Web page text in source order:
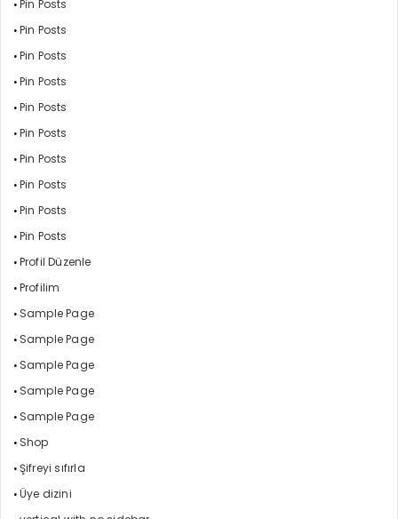
Pin Posts
Pin Posts
Pin Posts
Pin Posts
Pin Posts
Pin Posts
Pin Posts
Pin Posts
Pin Posts
Pin Posts
Profil Düzenle
Profilim
Sample Page
Sample Page
Sample Page
Sample Page
Sample Page
Shop
Şifreyi sıfırla
Üye dizini